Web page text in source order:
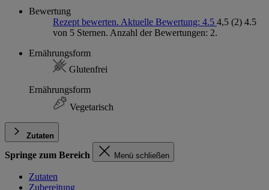
Bewertung
Rezept bewerten. Aktuelle Bewertung: 4.5 4,5 (2) 4.5
von 5 Sternen. Anzahl der Bewertungen: 2.
Ernährungsform
Glutenfrei
Ernährungsform
Vegetarisch
Zutaten
Springe zum Bereich Menü schließen
Zutaten
Zubereitung